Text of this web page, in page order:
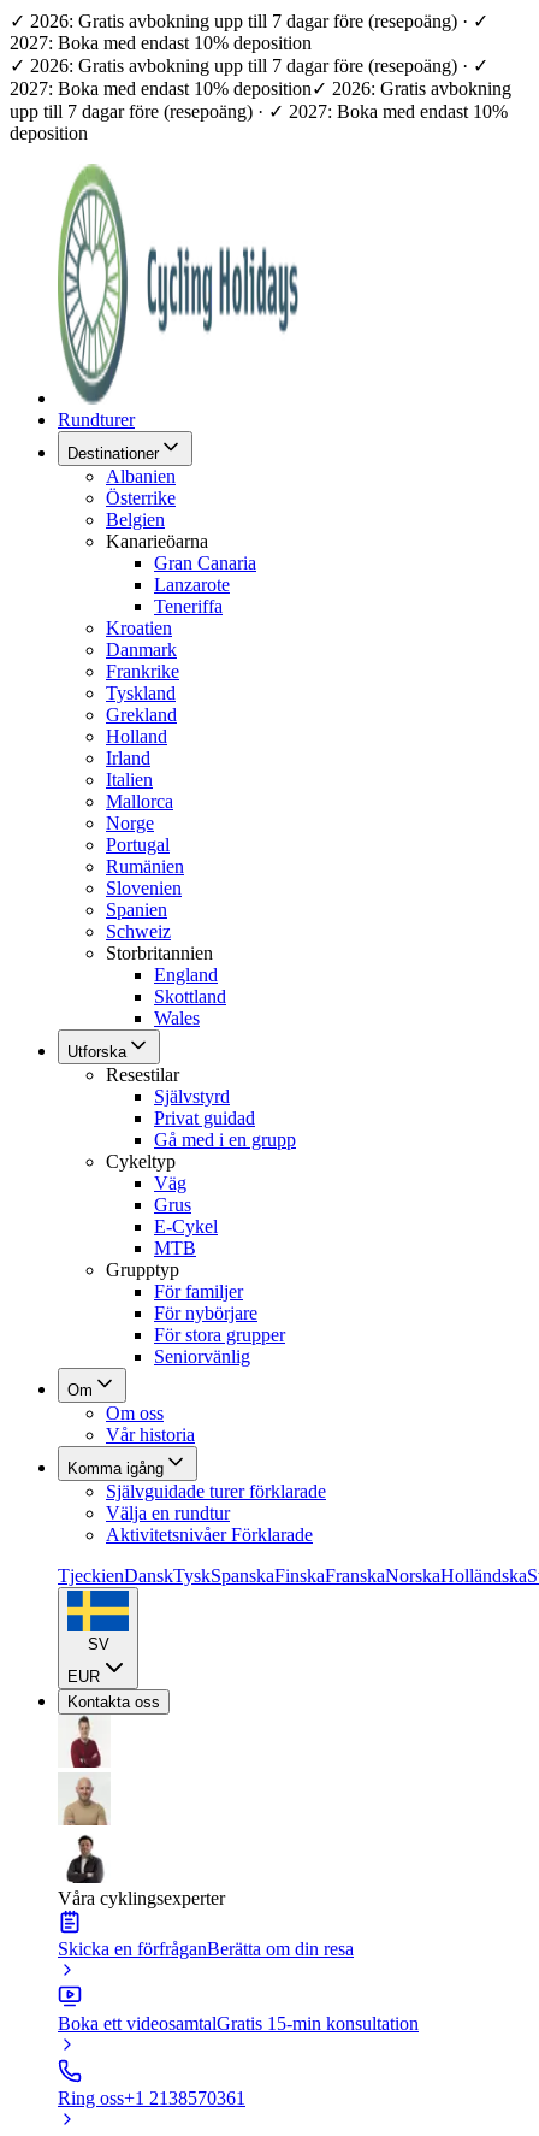
✓ 2026: Gratis avbokning upp till 7 dagar före (resepoäng) · ✓
2027: Boka med endast 10% deposition
✓ 2026: Gratis avbokning upp till 7 dagar före (resepoäng) · ✓
2027: Boka med endast 10% deposition✓ 2026: Gratis avbokning
upp till 7 dagar före (resepoäng) · ✓ 2027: Boka med endast 10%
deposition
Rundturer
Destinationer
Albanien
Österrike
Belgien
Kanarieöarna
Gran Canaria
Lanzarote
Teneriffa
Kroatien
Danmark
Frankrike
Tyskland
Grekland
Holland
Irland
Italien
Mallorca
Norge
Portugal
Rumänien
Slovenien
Spanien
Schweiz
Storbritannien
England
Skottland
Wales
Utforska
Resestilar
Självstyrd
Privat guidad
Gå med i en grupp
Cykeltyp
Väg
Grus
E-Cykel
MTB
Grupptyp
För familjer
För nybörjare
För stora grupper
Seniorvänlig
Om
Om oss
Vår historia
Komma igång
Självguidade turer förklarade
Välja en rundtur
Aktivitetsnivåer Förklarade
TjeckienDanskTyskSpanskaFinskaFranskaNorskaHolländska
SV
EUR
Kontakta oss
Våra cyklingsexperter
Skicka en förfråganBerätta om din resa
Boka ett videosamtalGratis 15-min konsultation
Ring oss+1 2138570361